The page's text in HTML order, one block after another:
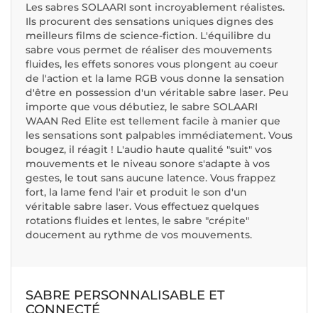
Les sabres SOLAARI sont incroyablement réalistes.
Ils procurent des sensations uniques dignes des
meilleurs films de science-fiction. L'équilibre du
sabre vous permet de réaliser des mouvements
fluides, les effets sonores vous plongent au coeur
de l'action et la lame RGB vous donne la sensation
d'être en possession d'un véritable sabre laser. Peu
importe que vous débutiez, le sabre SOLAARI
WAAN Red Elite est tellement facile à manier que
les sensations sont palpables immédiatement. Vous
bougez, il réagit ! L'audio haute qualité "suit" vos
mouvements et le niveau sonore s'adapte à vos
gestes, le tout sans aucune latence. Vous frappez
fort, la lame fend l'air et produit le son d'un
véritable sabre laser. Vous effectuez quelques
rotations fluides et lentes, le sabre "crépite"
doucement au rythme de vos mouvements.
SABRE PERSONNALISABLE ET
CONNECTÉ